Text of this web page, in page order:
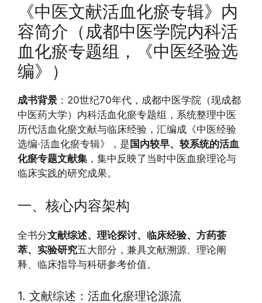
《中医文献活血化瘀专辑》内
容简介（成都中医学院内科活
血化瘀专题组，《中医经验选
编》）
成书背景 ：20世纪70年代，成都中医学院（现成都
中医药大学）内科活血化瘀专题组，系统整理中医
历代活血化瘀文献与临床经验，汇编成《中医经验
选编·活血化瘀专辑》，是 国内较早、较系统的活血
化瘀专题文献集 ，集中反映了当时中医血瘀理论与
临床实践的研究成果。
一、核心内容架构
全书分文献综述、理论探讨、临床经验、方药荟
萃、实验研究五大部分，兼具文献溯源、理论阐
释、临床指导与科研参考价值。
1. 文献综述：活血化瘀理论源流